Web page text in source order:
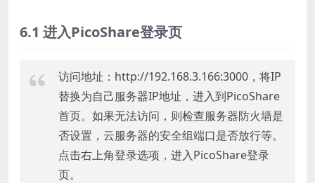
6.1 进入PicoShare登录页
访问地址：http://192.168.3.166:3000，将IP
替换为自己服务器IP地址，进入到PicoShare
首页。如果无法访问，则检查服务器防火墙是
否设置，云服务器的安全组端口是否放行等。
点击右上角登录选项，进入PicoShare登录
页。